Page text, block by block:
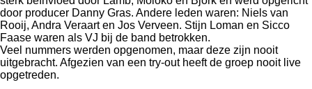
door producer Danny Gras. Andere leden waren: Niels van
Rooij, Andra Veraart en Jos Verveen. Stijn Loman en Sicco
Faase waren als VJ bij de band betrokken.
Veel nummers werden opgenomen, maar deze zijn nooit
uitgebracht. Afgezien van een try-out heeft de groep nooit live
opgetreden.